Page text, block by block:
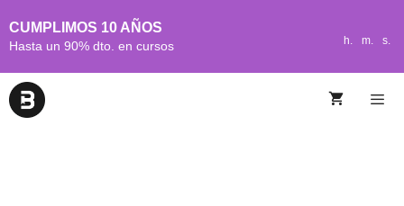
CUMPLIMOS 10 AÑOS
Hasta un 90% dto. en cursos h. m. s.